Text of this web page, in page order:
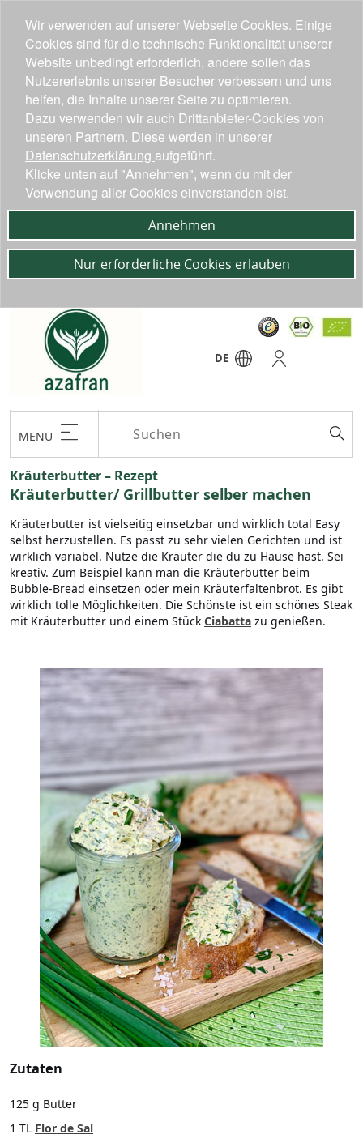
DE
MENU
Kräuterbutter – Rezept
Kräuterbutter/ Grillbutter selber machen
Kräuterbutter ist vielseitig einsetzbar und wirklich total Easy
selbst herzustellen. Es passt zu sehr vielen Gerichten und ist
wirklich variabel. Nutze die Kräuter die du zu Hause hast. Sei
kreativ. Zum Beispiel kann man die Kräuterbutter beim
Bubble-Bread einsetzen oder mein Kräuterfaltenbrot. Es gibt
wirklich tolle Möglichkeiten. Die Schönste ist ein schönes Steak
mit Kräuterbutter und einem Stück Ciabatta zu genießen.
Zutaten
125 g Butter
1 TL Flor de Sal
Wir verwenden auf unserer Webseite Cookies. Einige
Cookies sind für die technische Funktionalität unserer
Website unbedingt erforderlich, andere sollen das
Nutzererlebnis unserer Besucher verbessern und uns
helfen, die Inhalte unserer Seite zu optimieren.
Dazu verwenden wir auch Drittanbieter-Cookies von
unseren Partnern. Diese werden in unserer
Datenschutzerklärung aufgeführt.
Klicke unten auf "Annehmen", wenn du mit der
Verwendung aller Cookies einverstanden bist.
Annehmen
Nur erforderliche Cookies erlauben